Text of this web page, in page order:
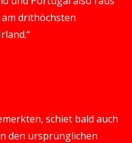
drithöchsten
schiet bald auch
den ursprünglichen